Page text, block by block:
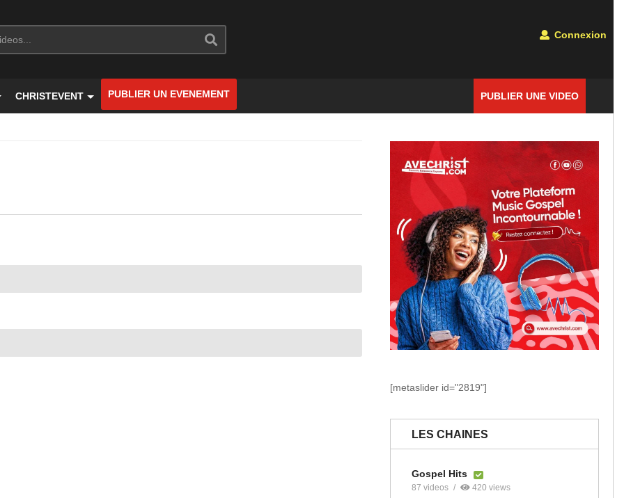
Connexion
CHRISTEVENT PUBLIER UNE VIDEO
PUBLIER UN EVENEMENT
[metaslider id="2819"]
LES CHAINES
Gospel Hits
87 videos 420 views